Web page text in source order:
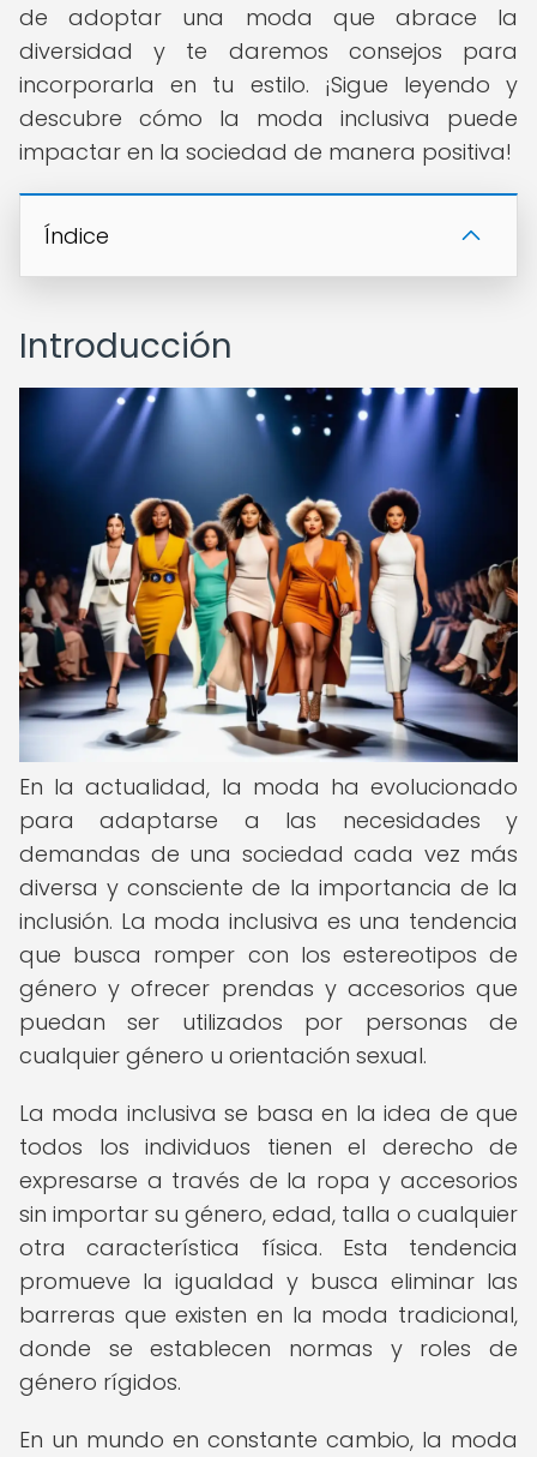
de adoptar una moda que abrace la
diversidad y te daremos consejos para
incorporarla en tu estilo. ¡Sigue leyendo y
descubre cómo la moda inclusiva puede
impactar en la sociedad de manera positiva!
Índice
Introducción
En la actualidad, la moda ha evolucionado
para adaptarse a las necesidades y
demandas de una sociedad cada vez más
diversa y consciente de la importancia de la
inclusión. La moda inclusiva es una tendencia
que busca romper con los estereotipos de
género y ofrecer prendas y accesorios que
puedan ser utilizados por personas de
cualquier género u orientación sexual.
La moda inclusiva se basa en la idea de que
todos los individuos tienen el derecho de
expresarse a través de la ropa y accesorios
sin importar su género, edad, talla o cualquier
otra característica física. Esta tendencia
promueve la igualdad y busca eliminar las
barreras que existen en la moda tradicional,
donde se establecen normas y roles de
género rígidos.
En un mundo en constante cambio, la moda